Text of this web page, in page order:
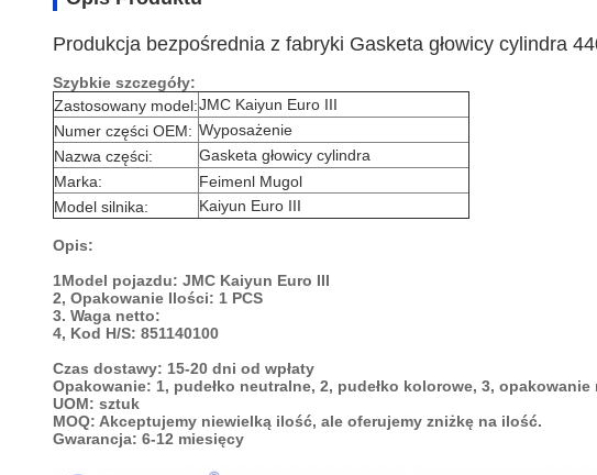
Produkcja bezpośrednia z fabryki Gasketa głowicy cylindra
Szybkie szczegóły:
Zastosowany model:JMC Kaiyun Euro III
Numer części OEM: Wyposażenie
Nazwa części:
Gasketa głowicy cylindra
Marka:
Feimenl Mugol
Model silnika:
Kaiyun Euro III
Opis:
1Model pojazdu: JMC Kaiyun Euro III
2, Opakowanie Ilości: 1 PCS
3. Waga netto:
4, Kod H/S: 851140100
Czas dostawy: 15-20 dni od wpłaty
Opakowanie: 1, pudełko neutralne, 2, pudełko kolorowe, 3, opakowanie
UOM: sztuk
MOQ: Akceptujemy niewielką ilość, ale oferujemy zniżkę na ilość.
Gwarancja: 6-12 miesięcy